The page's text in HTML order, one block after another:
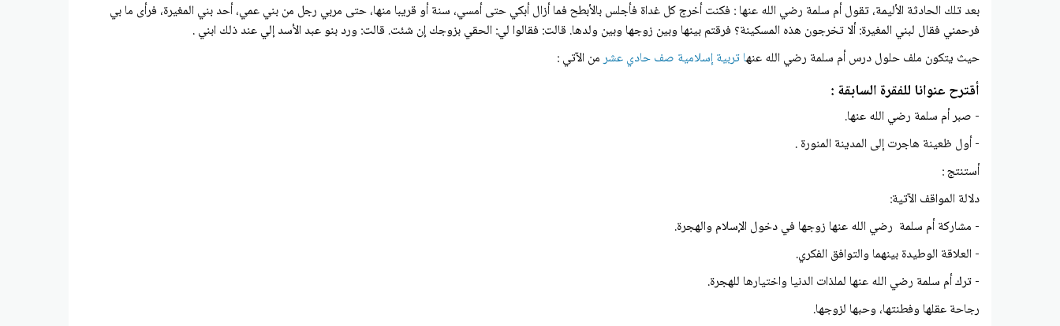
بعد تلك الحادثة الأليمة، تقول أم سلمة رضي الله عنها : فكنت أخرج كل غداة فأجلس بالأبطح فما أزال أبكي حتى أمسي، سنة أو قريبا منها، حتى مربي رجل من بني عمي، أحد بني المغيرة، فرأى ما بي
فرحمني فقال لبني المغيرة: ألا تخرجون هذه المسكينة؟ فرقتم بينها وبين زوجها وبين ولدها. قالت: فقالوا لي: الحقي بزوجك إن شئت. قالت: ورد بنو عبد الأسد إلي عند ذلك ابني .
حيث يتكون ملف حلول درس أم سلمة رضي الله عنها تربية إسلامية صف حادي عشرمن الآتي :
أقترح عنوانا للفقرة السابقة :
- صبر أم سلمة رضي الله عنها.
- أول ظعينة هاجرت إلى المدينة المنورة .
أستنتج :
دلالة المواقف الآتية:
- مشاركة أم سلمة رضي الله عنها زوجها في دخول الإسلام والهجرة.
- العلاقة الوطيدة بينهما والتوافق الفكري.
- ترك أم سلمة رضي الله عنها لملذات الدنيا واختيارها للهجرة.
رجاحة عقلها وفطنتها، وحبها لزوجها.